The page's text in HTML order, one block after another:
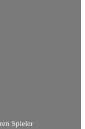
Spieler